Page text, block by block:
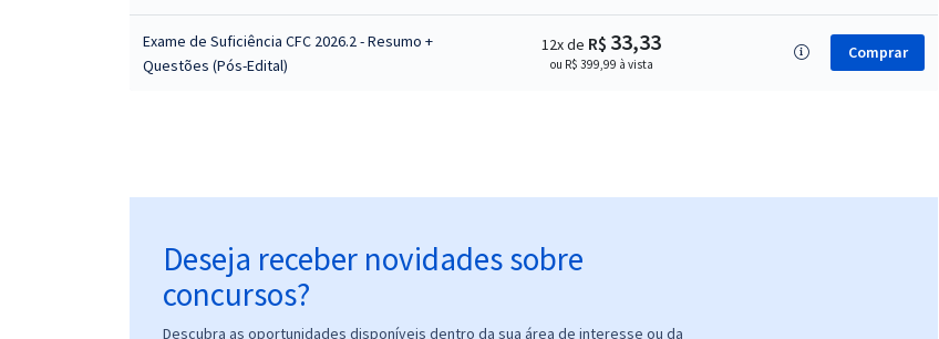
Exame de Suficiência CFC 2026.2 - Resumo +
Questões (Pós-Edital)
12x de R$ 33,33
ou R$ 399,99 à vista
Comprar
Deseja receber novidades sobre
concursos?
Descubra as oportunidades disponíveis dentro da sua área de interesse ou da